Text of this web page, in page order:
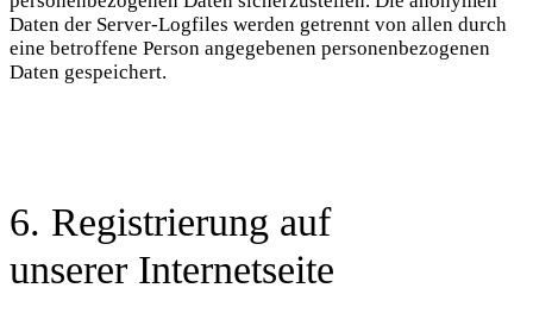
Daten der Server-Logfiles werden getrennt von allen durch
eine betroffene Person angegebenen personenbezogenen
Daten gespeichert.
6. Registrierung auf
unserer Internetseite